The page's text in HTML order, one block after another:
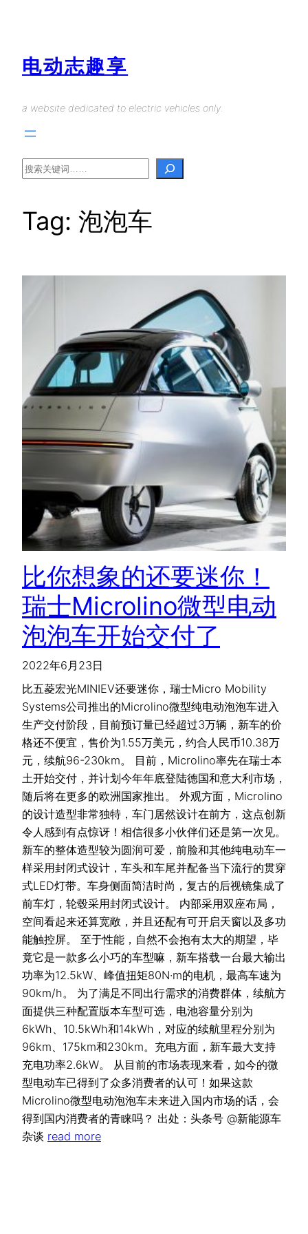
电动志趣享
a website dedicated to electric vehicles only.
Search
Tag: 泡泡车
比你想象的还要迷你！
瑞士Microlino微型电动
泡泡车开始交付了
2022年6月23日
比五菱宏光MINIEV还要迷你，瑞士Micro Mobility
Systems公司推出的Microlino微型纯电动泡泡车进入
生产交付阶段，目前预订量已经超过3万辆，新车的价
格还不便宜，售价为1.55万美元，约合人民币10.38万
元，续航96-230km。 目前，Microlino率先在瑞士本
土开始交付，并计划今年年底登陆德国和意大利市场，
随后将在更多的欧洲国家推出。 外观方面，Microlino
的设计造型非常独特，车门居然设计在前方，这点创新
令人感到有点惊讶！相信很多小伙伴们还是第一次见。
新车的整体造型较为圆润可爱，前脸和其他纯电动车一
样采用封闭式设计，车头和车尾并配备当下流行的贯穿
式LED灯带。车身侧面简洁时尚，复古的后视镜集成了
前车灯，轮毂采用封闭式设计。 内部采用双座布局，
空间看起来还算宽敞，并且还配有可开启天窗以及多功
能触控屏。 至于性能，自然不会抱有太大的期望，毕
竟它是一款多么小巧的车型嘛，新车搭载一台最大输出
功率为12.5kW、峰值扭矩80N·m的电机，最高车速为
90km/h。 为了满足不同出行需求的消费群体，续航方
面提供三种配置版本车型可选，电池容量分别为
6kWh、10.5kWh和14kWh，对应的续航里程分别为
96km、175km和230km。充电方面，新车最大支持
充电功率2.6kW。 从目前的市场表现来看，如今的微
型电动车已得到了众多消费者的认可！如果这款
Microlino微型电动泡泡车未来进入国内市场的话，会
得到国内消费者的青睐吗？ 出处：头条号 @新能源车
杂谈 read more